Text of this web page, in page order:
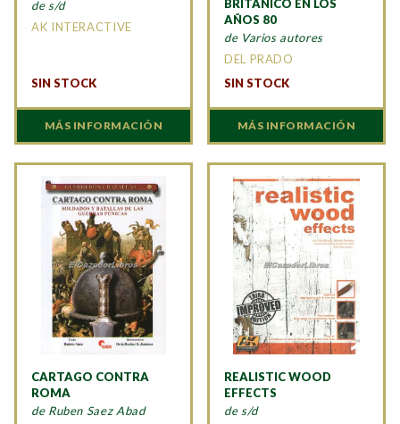
de s/d
AK INTERACTIVE
SIN STOCK
MÁS INFORMACIÓN
BRITANICO EN LOS
AÑOS 80
de Varios autores
DEL PRADO
SIN STOCK
MÁS INFORMACIÓN
CARTAGO CONTRA
ROMA
de Ruben Saez Abad
REALISTIC WOOD
EFFECTS
de s/d